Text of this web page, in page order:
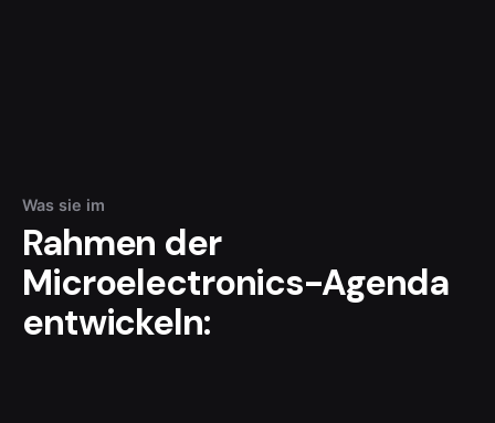
Was sie im
Rahmen der
Microelectronics-Agenda
entwickeln: